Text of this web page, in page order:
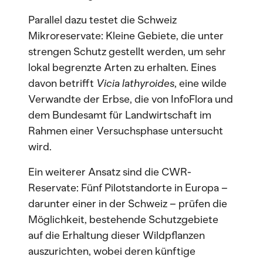
Parallel dazu testet die Schweiz
Mikroreservate: Kleine Gebiete, die unter
strengen Schutz gestellt werden, um sehr
lokal begrenzte Arten zu erhalten. Eines
davon betrifft Vicia lathyroides, eine wilde
Verwandte der Erbse, die von InfoFlora und
dem Bundesamt für Landwirtschaft im
Rahmen einer Versuchsphase untersucht
wird.
Ein weiterer Ansatz sind die CWR-
Reservate: Fünf Pilotstandorte in Europa –
darunter einer in der Schweiz – prüfen die
Möglichkeit, bestehende Schutzgebiete
auf die Erhaltung dieser Wildpflanzen
auszurichten, wobei deren künftige